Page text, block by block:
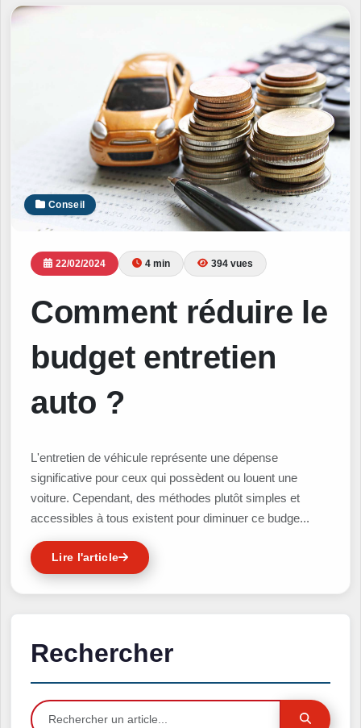
Conseil
22/02/2024 4 min 394 vues
Comment réduire le
budget entretien
auto ?
L'entretien de véhicule représente une dépense
significative pour ceux qui possèdent ou louent une
voiture. Cependant, des méthodes plutôt simples et
accessibles à tous existent pour diminuer ce budge...
Lire l'article
Rechercher